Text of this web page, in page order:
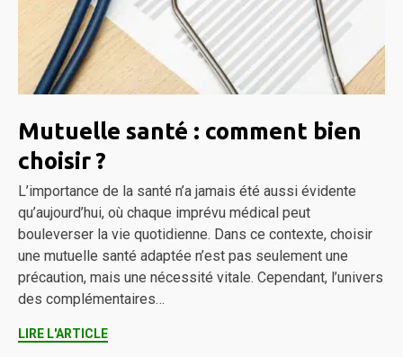
Mutuelle santé : comment bien
choisir ?
L’importance de la santé n’a jamais été aussi évidente
qu’aujourd’hui, où chaque imprévu médical peut
bouleverser la vie quotidienne. Dans ce contexte, choisir
une mutuelle santé adaptée n’est pas seulement une
précaution, mais une nécessité vitale. Cependant, l’univers
des complémentaires…
LIRE L'ARTICLE